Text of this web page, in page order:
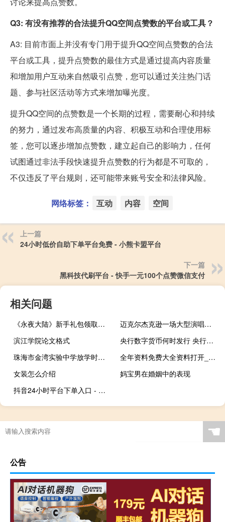
Q3: 有没有推荐的合法提升QQ空间点赞数的平台或工具？
A3: 目前市面上并没有专门用于提升QQ空间点赞数的合法
平台或工具，提升点赞数的最佳方式是通过提高内容质量
和增加用户互动来自然吸引点赞，您可以通过关注热门话
题、参与社区活动等方式来增加曝光度。
提升QQ空间的点赞数是一个长期的过程，需要耐心和持续
的努力，通过发布高质量的内容、积极互动和合理使用标
签，您可以逐步增加点赞数，建立起自己的影响力，任何
试图通过非法手段快速提升点赞数的行为都是不可取的，
不仅违反了平台规则，还可能带来账号安全和法律风险。
网络标签： 互动 内容 空间
上一篇
24小时低价自助下单平台免费 - 小熊卡盟平台
下一篇
黑科技代刷平台 - 快手一元100个点赞微信支付
相关问题
《永夜大陆》新手礼包领取方法 穿越火线新手礼包领取
迈克尔杰克逊一场大型演唱会门票价格多少 杰克逊30周年演唱会
滨江学院论文格式
央行数字货币何时发行 央行数字货币最新消息
珠海市金湾实验中学放学时间 珠海实验中学
全年资料免费大全资料打开_智能AI深度解析_AI助手版g12.64.1179
女装怎么介绍
妈宝男在婚姻中的表现
抖音24小时平台下单入口 - 买赞自助
☚
公告